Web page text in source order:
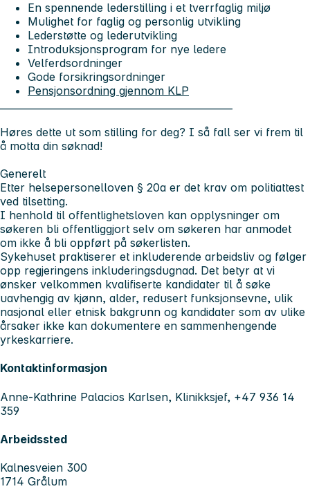
En spennende lederstilling i et tverrfaglig miljø
Mulighet for faglig og personlig utvikling
Lederstøtte og lederutvikling
Introduksjonsprogram for nye ledere
Velferdsordninger
Gode forsikringsordninger
Pensjonsordning gjennom KLP
Høres dette ut som stilling for deg? I så fall ser vi frem til
å motta din søknad!
Generelt
Etter helsepersonelloven § 20a er det krav om politiattest
ved tilsetting.
I henhold til offentlighetsloven kan opplysninger om
søkeren bli offentliggjort selv om søkeren har anmodet
om ikke å bli oppført på søkerlisten.
Sykehuset praktiserer et inkluderende arbeidsliv og følger
opp regjeringens inkluderingsdugnad. Det betyr at vi
ønsker velkommen kvalifiserte kandidater til å søke
uavhengig av kjønn, alder, redusert funksjonsevne, ulik
nasjonal eller etnisk bakgrunn og kandidater som av ulike
årsaker ikke kan dokumentere en sammenhengende
yrkeskarriere.
Kontaktinformasjon
Anne-Kathrine Palacios Karlsen, Klinikksjef, +47 936 14
359
Arbeidssted
Kalnesveien 300
1714 Grålum